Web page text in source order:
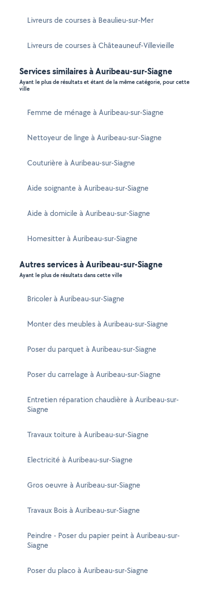
Livreurs de courses à Beaulieu-sur-Mer
Livreurs de courses à Châteauneuf-Villevieille
Services similaires à Auribeau-sur-Siagne
Ayant le plus de résultats et étant de la même catégorie, pour cette
ville
Femme de ménage à Auribeau-sur-Siagne
Nettoyeur de linge à Auribeau-sur-Siagne
Couturière à Auribeau-sur-Siagne
Aide soignante à Auribeau-sur-Siagne
Aide à domicile à Auribeau-sur-Siagne
Homesitter à Auribeau-sur-Siagne
Autres services à Auribeau-sur-Siagne
Ayant le plus de résultats dans cette ville
Bricoler à Auribeau-sur-Siagne
Monter des meubles à Auribeau-sur-Siagne
Poser du parquet à Auribeau-sur-Siagne
Poser du carrelage à Auribeau-sur-Siagne
Entretien réparation chaudière à Auribeau-sur-
Siagne
Travaux toiture à Auribeau-sur-Siagne
Electricité à Auribeau-sur-Siagne
Gros oeuvre à Auribeau-sur-Siagne
Travaux Bois à Auribeau-sur-Siagne
Peindre - Poser du papier peint à Auribeau-sur-
Siagne
Poser du placo à Auribeau-sur-Siagne